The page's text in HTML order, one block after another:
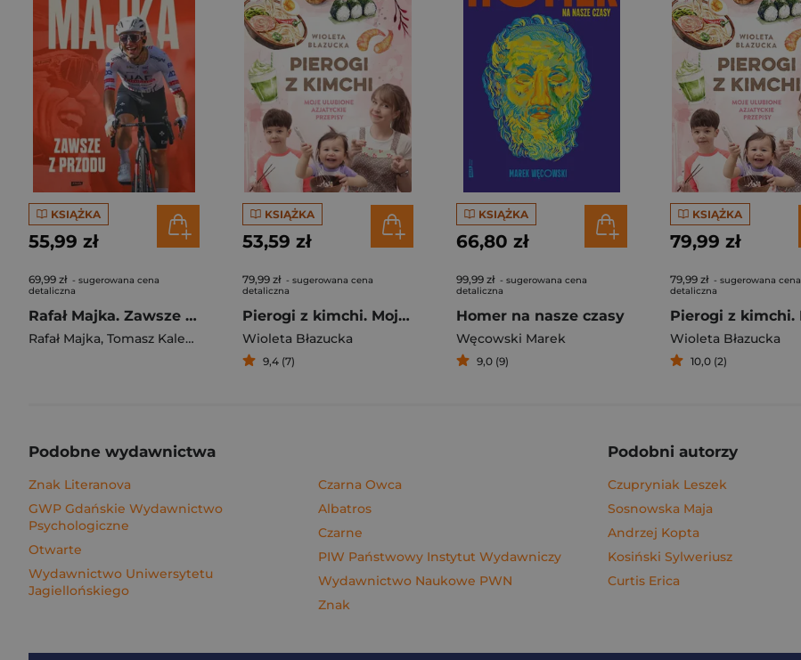
KSIĄŻKA
55,99 zł
69,99 zł - sugerowana cena
detaliczna
Rafał Majka. Zawsze z przodu. Rozmawia Tomasz Kalemba - książka z autografem
Rafał Majka, Tomasz Kalemba
KSIĄŻKA
53,59 zł
79,99 zł - sugerowana cena
detaliczna
Pierogi z kimchi. Moje ulubione azjatyckie przepisy
Wioleta Błazucka
9,4 (7)
KSIĄŻKA
66,80 zł
99,99 zł - sugerowana cena
detaliczna
Homer na nasze czasy
Węcowski Marek
9,0 (9)
KSIĄŻKA
79,99 zł
79,99 zł - sugerowana cena
detaliczna
Wioleta Błazucka
10,0 (2)
Podobne wydawnictwa
Znak Literanova
GWP Gdańskie Wydawnictwo
Psychologiczne
Otwarte
Wydawnictwo Uniwersytetu
Jagiellońskiego
Czarna Owca
Albatros
Czarne
PIW Państwowy Instytut Wydawniczy
Wydawnictwo Naukowe PWN
Znak
Podobni autorzy
Czupryniak Leszek
Sosnowska Maja
Andrzej Kopta
Kosiński Sylweriusz
Curtis Erica